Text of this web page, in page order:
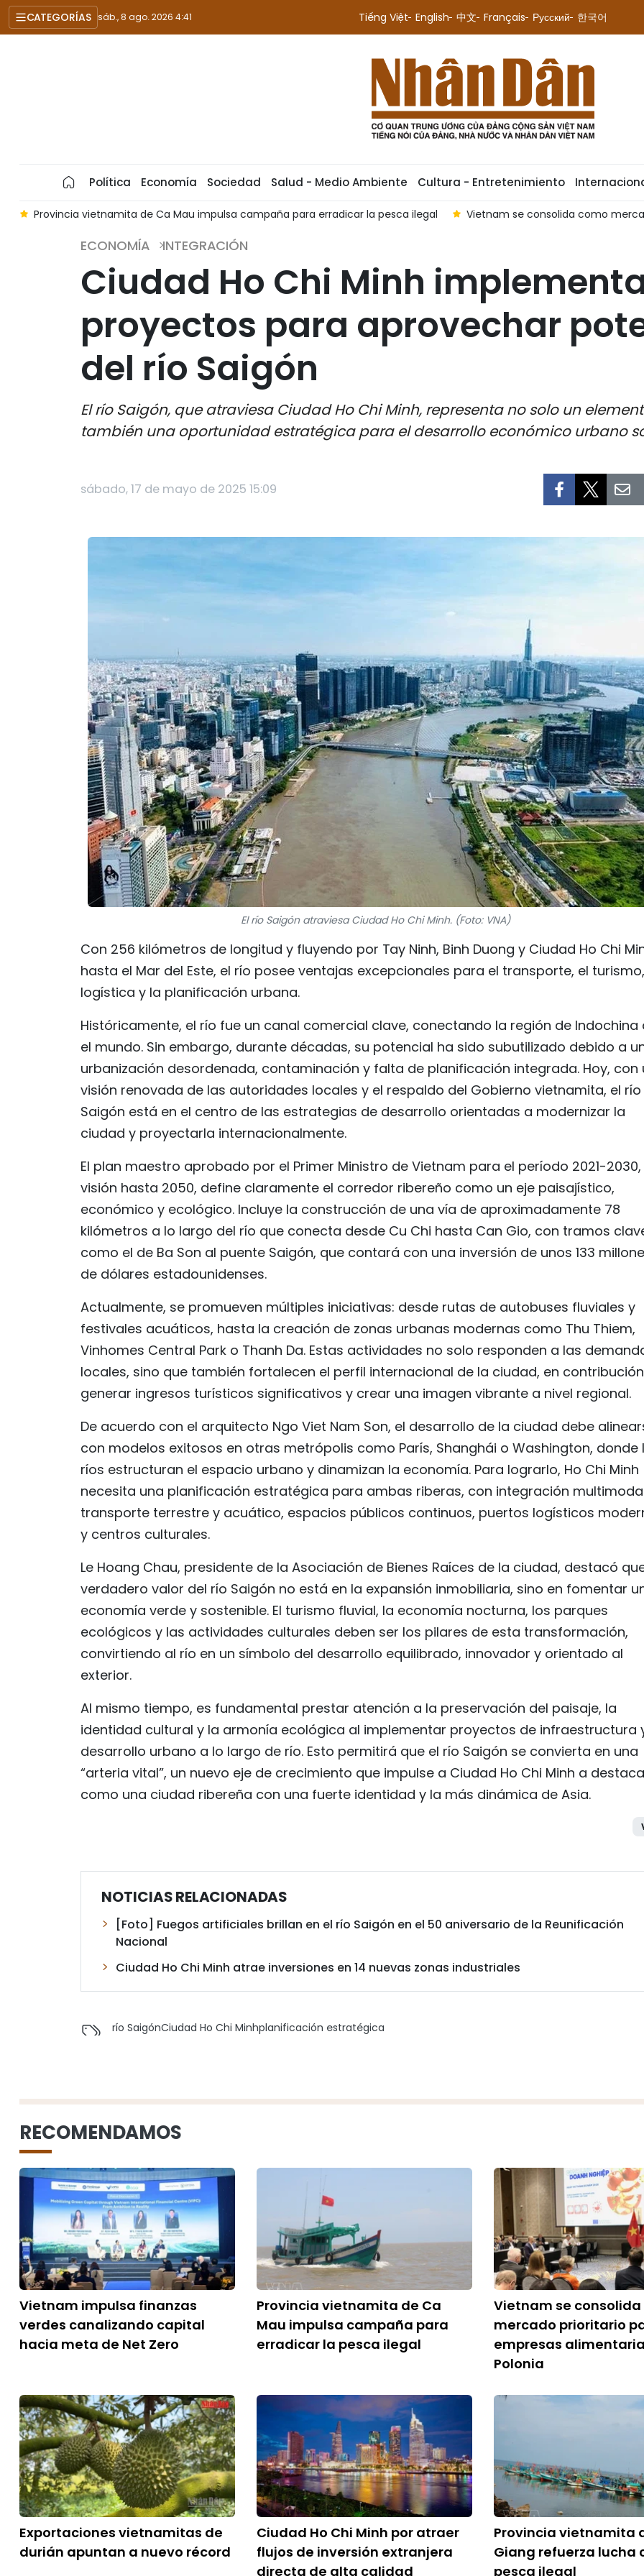
CATEGORÍAS sáb., 8 ago. 2026 4:41 Tiếng Việt English 中文 Français Русский 한국어
Política Economía Sociedad Salud - Medio Ambiente Cultura - Entretenimiento
Provincia vietnamita de Ca Mau impulsa campaña para erradicar la pesca ilegal Vietnam se consolida como
ECONOMÍA INTEGRACIÓN
Ciudad Ho Chi Minh
proyectos para aprovechar
del río Saigón
El río Saigón, que atraviesa Ciudad Ho Chi Minh, representa no solo un
también una oportunidad estratégica para el desarrollo económico urbano
sábado, 17 de mayo de 2025 15:09
El río Saigón atraviesa Ciudad Ho Chi Minh. (Foto: VNA)
Con 256 kilómetros de longitud y fluyendo por Tay Ninh, Binh Duong y Ciudad Ho Chi
hasta el Mar del Este, el río posee ventajas excepcionales para el transporte, el
logística y la planificación urbana.
Históricamente, el río fue un canal comercial clave, conectando la región de Indochina
el mundo. Sin embargo, durante décadas, su potencial ha sido subutilizado debido a
urbanización desordenada, contaminación y falta de planificación integrada. Hoy, con
visión renovada de las autoridades locales y el respaldo del Gobierno vietnamita, el río
Saigón está en el centro de las estrategias de desarrollo orientadas a modernizar la
ciudad y proyectarla internacionalmente.
El plan maestro aprobado por el Primer Ministro de Vietnam para el período 2021-
visión hasta 2050, define claramente el corredor ribereño como un eje paisajístico,
económico y ecológico. Incluye la construcción de una vía de aproximadamente 78
kilómetros a lo largo del río que conecta desde Cu Chi hasta Can Gio, con tramos
como el de Ba Son al puente Saigón, que contará con una inversión de unos 133
de dólares estadounidenses.
Actualmente, se promueven múltiples iniciativas: desde rutas de autobuses fluviales y
festivales acuáticos, hasta la creación de zonas urbanas modernas como Thu Thiem,
Vinhomes Central Park o Thanh Da. Estas actividades no solo responden a las
locales, sino que también fortalecen el perfil internacional de la ciudad, en
generar ingresos turísticos significativos y crear una imagen vibrante a nivel regional.
De acuerdo con el arquitecto Ngo Viet Nam Son, el desarrollo de la ciudad debe
con modelos exitosos en otras metrópolis como París, Shanghái o Washington, donde
ríos estructuran el espacio urbano y dinamizan la economía. Para lograrlo, Ho Chi Minh
necesita una planificación estratégica para ambas riberas, con integración
transporte terrestre y acuático, espacios públicos continuos, puertos logísticos
y centros culturales.
Le Hoang Chau, presidente de la Asociación de Bienes Raíces de la ciudad, destacó
verdadero valor del río Saigón no está en la expansión inmobiliaria, sino en fomentar
economía verde y sostenible. El turismo fluvial, la economía nocturna, los parques
ecológicos y las actividades culturales deben ser los pilares de esta transformación,
convirtiendo al río en un símbolo del desarrollo equilibrado, innovador y orientado al
exterior.
Al mismo tiempo, es fundamental prestar atención a la preservación del paisaje, la
identidad cultural y la armonía ecológica al implementar proyectos de infraestructura
desarrollo urbano a lo largo de río. Esto permitirá que el río Saigón se convierta en una
“arteria vital”, un nuevo eje de crecimiento que impulse a Ciudad Ho Chi Minh a
como una ciudad ribereña con una fuerte identidad y la más dinámica de Asia.
NOTICIAS RELACIONADAS
[Foto] Fuegos artificiales brillan en el río Saigón en el 50 aniversario de la Reunificación
Nacional
Ciudad Ho Chi Minh atrae inversiones en 14 nuevas zonas industriales
río SaigónCiudad Ho Chi Minhplanificación estratégica
RECOMENDAMOS
Vietnam impulsa finanzas
verdes canalizando capital
hacia meta de Net Zero
Provincia vietnamita de Ca
Mau impulsa campaña para
erradicar la pesca ilegal
Vietnam se
mercado prioritario
empresas
Polonia
Exportaciones vietnamitas de
durián apuntan a nuevo récord
Ciudad Ho Chi Minh por atraer
flujos de inversión extranjera
directa de alta calidad
Provincia vietnamita
Giang refuerza lucha
pesca ilegal